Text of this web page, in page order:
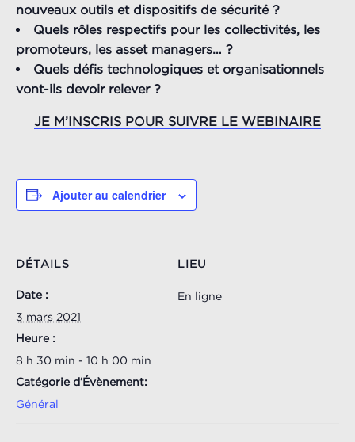
nouveaux outils et dispositifs de sécurité ?
Quels rôles respectifs pour les collectivités, les
promoteurs, les asset managers… ?
Quels défis technologiques et organisationnels
vont-ils devoir relever ?
JE M’INSCRIS POUR SUIVRE LE WEBINAIRE
Ajouter au calendrier
DÉTAILS
Date :
3 mars 2021
Heure :
8 h 30 min - 10 h 00 min
Catégorie d’Évènement:
Général
LIEU
En ligne